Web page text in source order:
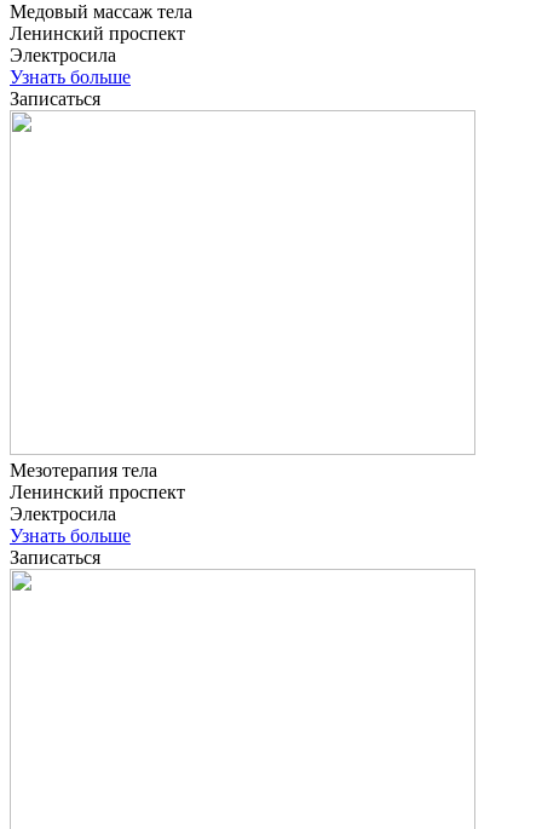
Медовый массаж тела
Ленинский проспект
Электросила
Узнать больше
Записаться
Мезотерапия тела
Ленинский проспект
Электросила
Узнать больше
Записаться